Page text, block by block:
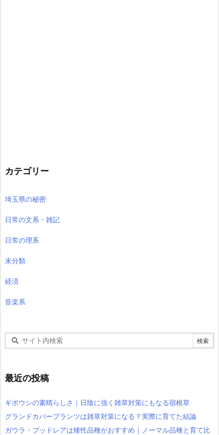
カテゴリー
埼玉県の秘密
日常の文系・雑記
日常の理系
未分類
経済
音楽系
最近の投稿
ギボウシの素晴らしさ｜日陰に強く雑草対策にもなる宿根草
グランドカバープランツは雑草対策になる？実際に育てた結論
ガウラ・ブッドレアは矮性品種がおすすめ｜ノーマル品種と育て比